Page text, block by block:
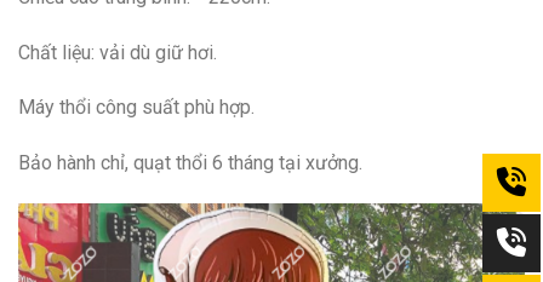
Chất liệu: vải dù giữ hơi.
Máy thổi công suất phù hợp.
Bảo hành chỉ, quạt thổi 6 tháng tại xưởng.